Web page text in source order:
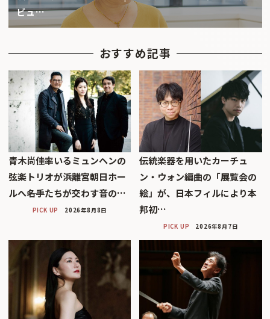
ビュ…
おすすめ記事
青木尚佳率いるミュンヘンの
弦楽トリオが浜離宮朝日ホー
ルへ――名手たちが交わす音の…
PICK UP 2026年8月8日
伝統楽器を用いたカーチュ
ン・ウォン編曲の「展覧会の
絵」が、日本フィルにより本
邦初…
PICK UP 2026年8月7日